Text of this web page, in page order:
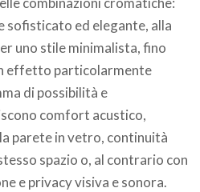
sofisticato ed elegante, alla
uno stile minimalista, fino
effetto particolarmente
di possibilità e
comfort acustico,
parete in vetro, continuità
spazio o, al contrario con
e privacy visiva e sonora.